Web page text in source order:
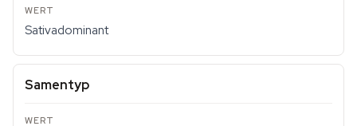
Sativadominant
Samentyp